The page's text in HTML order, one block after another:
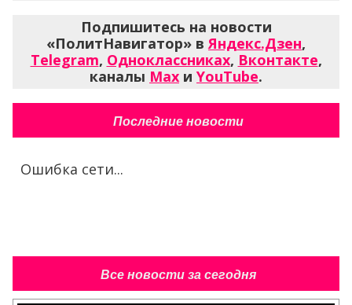
Подпишитесь на новости
«ПолитНавигатор» вЯндекс.Дзен,
Telegram, Одноклассниках, Вконтакте,
каналы Max и YouTube.
Последние новости
Ошибка сети...
Все новости за сегодня